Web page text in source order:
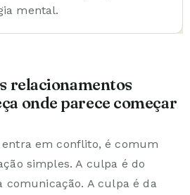
mental.
relacionamentos
onde parece começar
em conflito, é comum
simples. A culpa é do
comunicação. A culpa é da